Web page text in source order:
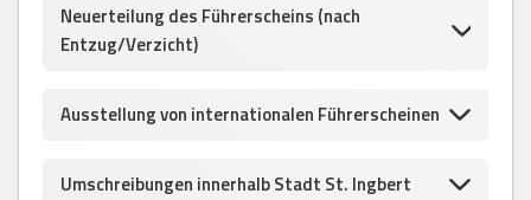
Neuerteilung des Führerscheins (nach
Entzug/Verzicht)
Ausstellung von internationalen Führerscheinen
Umschreibungen innerhalb Stadt St. Ingbert